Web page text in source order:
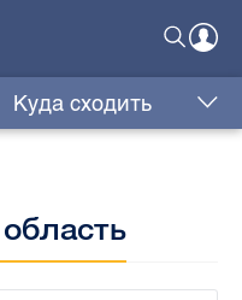
Куда сходить